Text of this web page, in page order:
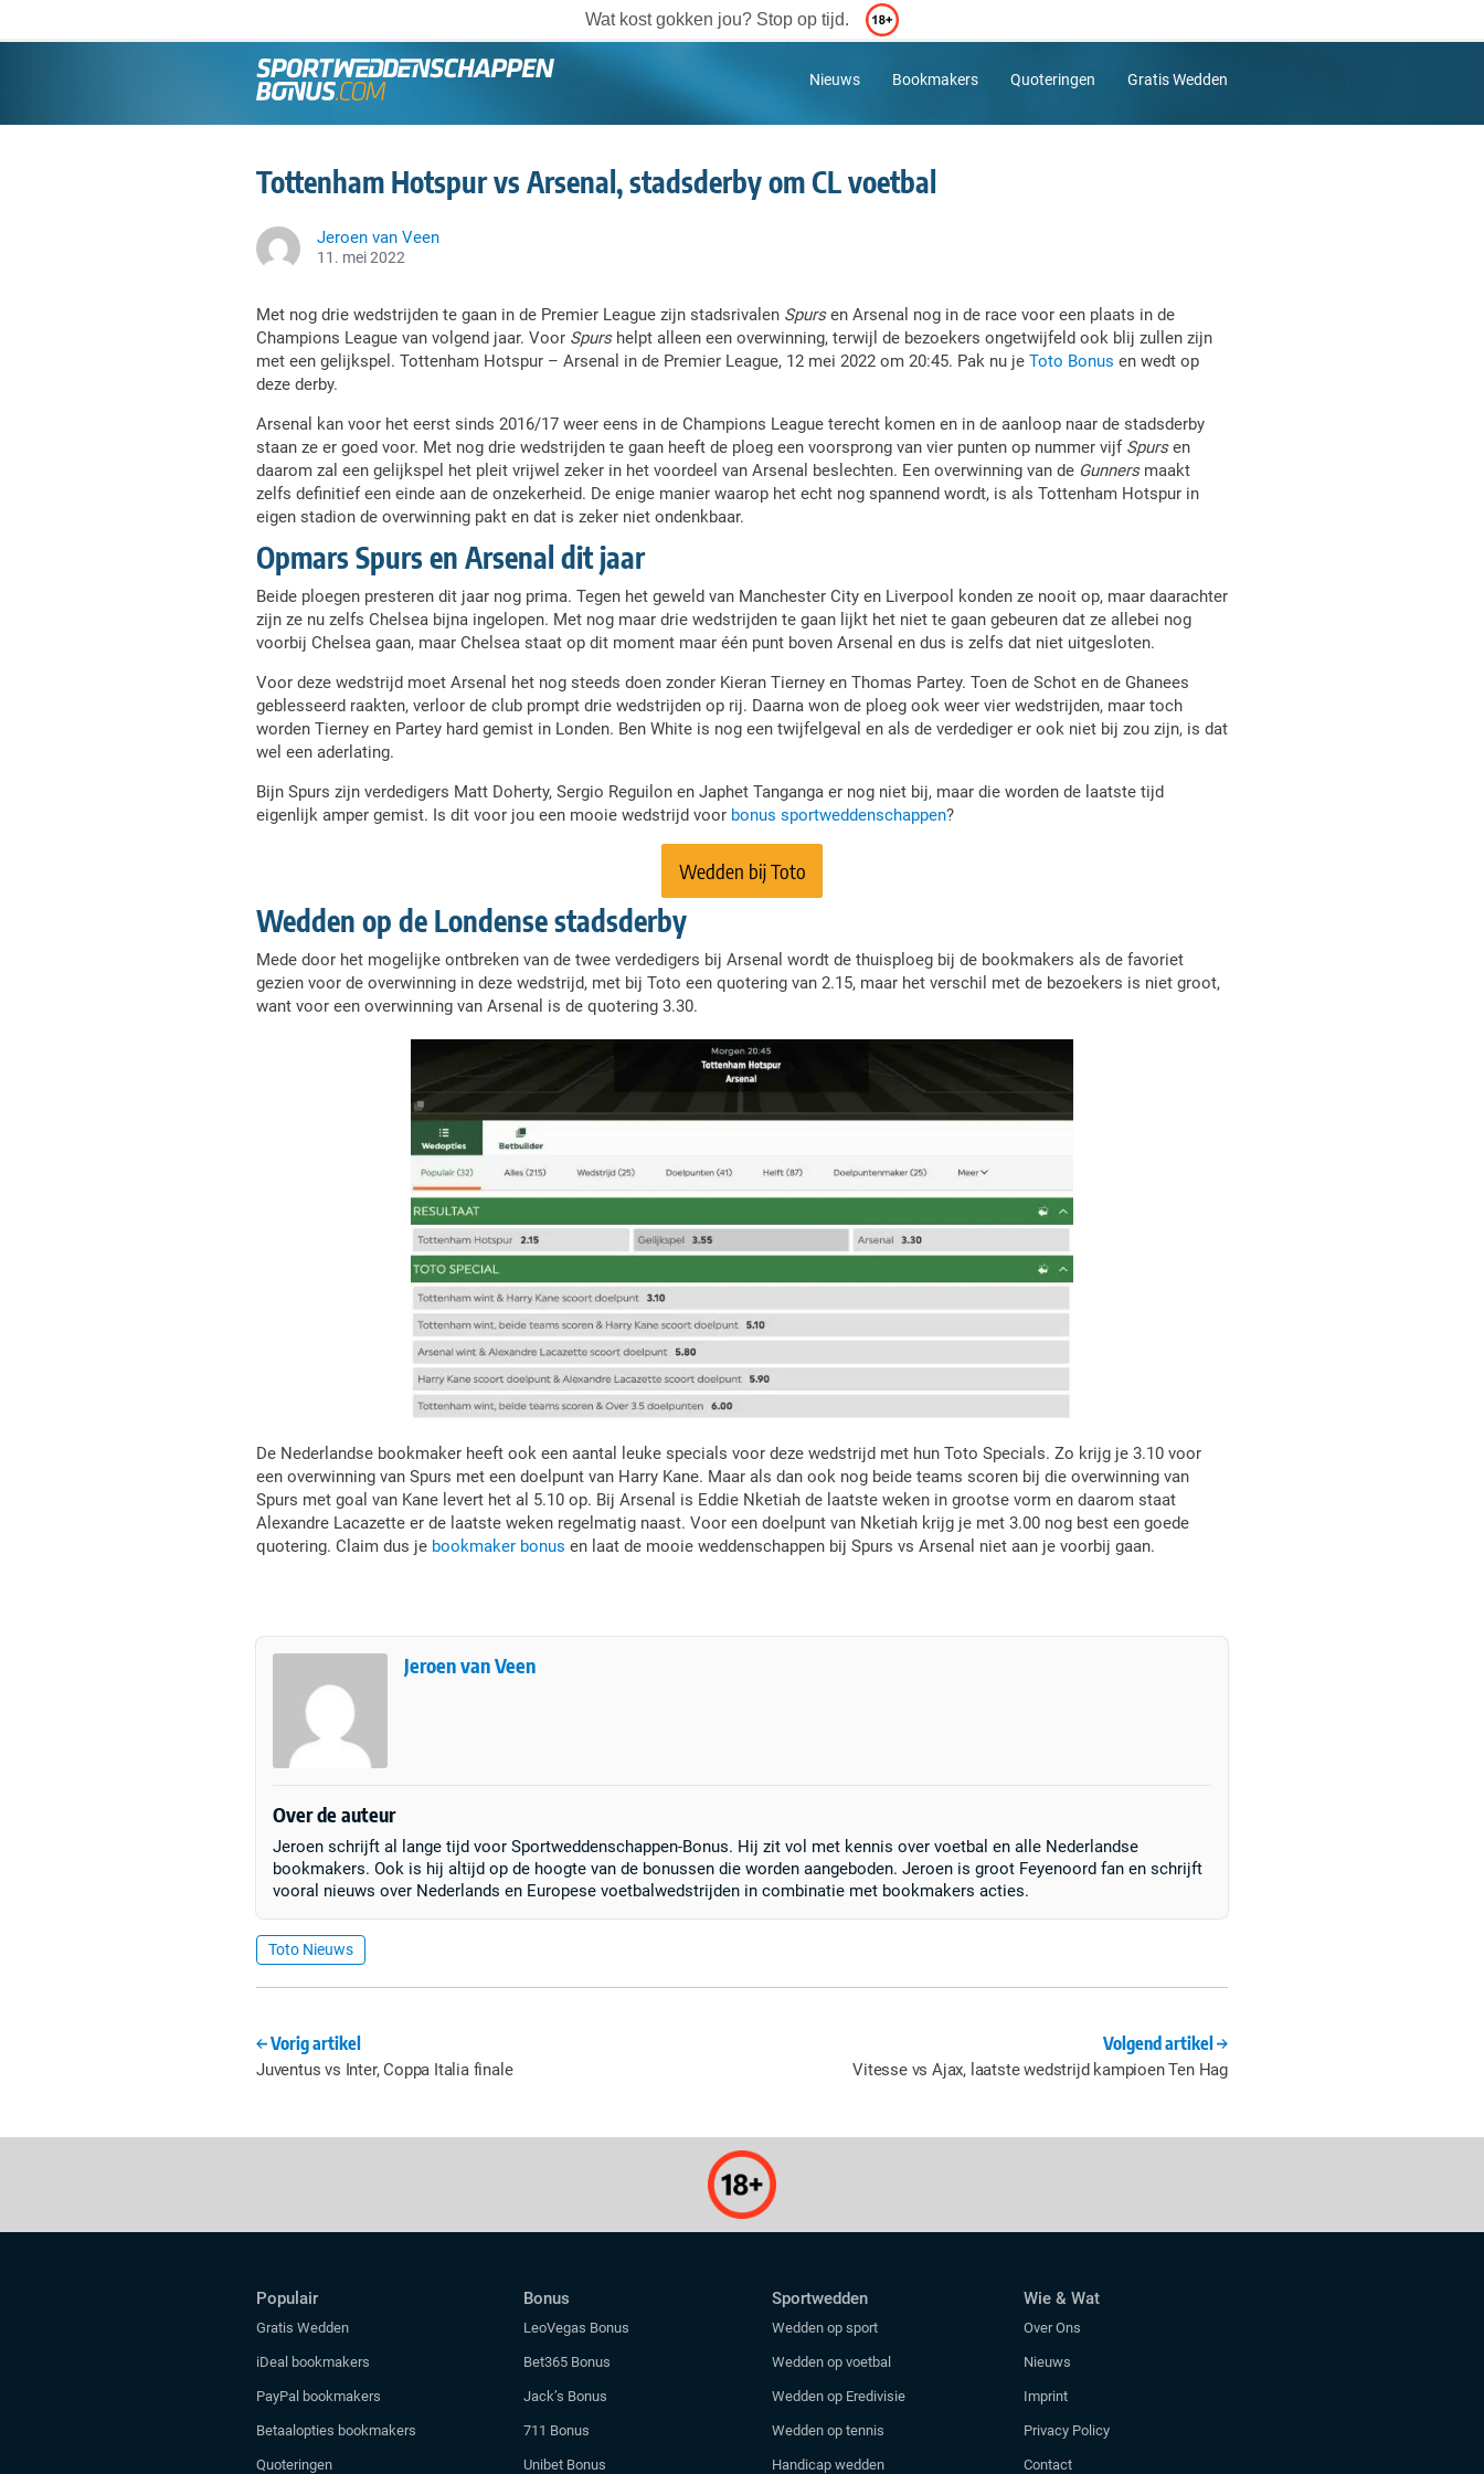
Wat kost gokken jou? Stop op tijd.
Nieuws Bookmakers Quoteringen Gratis Wedden
Tottenham Hotspur vs Arsenal, stadsderby om CL voetbal
Jeroen van Veen
11. mei 2022
Met nog drie wedstrijden te gaan in de Premier League zijn stadsrivalen Spursen Arsenal nog in de race voor een plaats in de
Champions League van volgend jaar. Voor Spurshelpt alleen een overwinning, terwijl de bezoekers ongetwijfeld ook blij zullen zijn
met een gelijkspel. Tottenham Hotspur – Arsenal in de Premier League, 12 mei 2022 om 20:45. Pak nu je Toto Bonus en wedt op
deze derby.
Arsenal kan voor het eerst sinds 2016/17 weer eens in de Champions League terecht komen en in de aanloop naar de stadsderby
staan ze er goed voor. Met nog drie wedstrijden te gaan heeft de ploeg een voorsprong van vier punten op nummer vijf Spursen
daarom zal een gelijkspel het pleit vrijwel zeker in het voordeel van Arsenal beslechten. Een overwinning van de Gunnersmaakt
zelfs definitief een einde aan de onzekerheid. De enige manier waarop het echt nog spannend wordt, is als Tottenham Hotspur in
eigen stadion de overwinning pakt en dat is zeker niet ondenkbaar.
Opmars Spurs en Arsenal dit jaar
Beide ploegen presteren dit jaar nog prima. Tegen het geweld van Manchester City en Liverpool konden ze nooit op, maar daarachter
zijn ze nu zelfs Chelsea bijna ingelopen. Met nog maar drie wedstrijden te gaan lijkt het niet te gaan gebeuren dat ze allebei nog
voorbij Chelsea gaan, maar Chelsea staat op dit moment maar één punt boven Arsenal en dus is zelfs dat niet uitgesloten.
Voor deze wedstrijd moet Arsenal het nog steeds doen zonder Kieran Tierney en Thomas Partey. Toen de Schot en de Ghanees
geblesseerd raakten, verloor de club prompt drie wedstrijden op rij. Daarna won de ploeg ook weer vier wedstrijden, maar toch
worden Tierney en Partey hard gemist in Londen. Ben White is nog een twijfelgeval en als de verdediger er ook niet bij zou zijn, is dat
wel een aderlating.
Bijn Spurs zijn verdedigers Matt Doherty, Sergio Reguilon en Japhet Tanganga er nog niet bij, maar die worden de laatste tijd
eigenlijk amper gemist. Is dit voor jou een mooie wedstrijd voor bonus sportweddenschappen?
Wedden bij Toto
Wedden op de Londense stadsderby
Mede door het mogelijke ontbreken van de twee verdedigers bij Arsenal wordt de thuisploeg bij de bookmakers als de favoriet
gezien voor de overwinning in deze wedstrijd, met bij Toto een quotering van 2.15, maar het verschil met de bezoekers is niet groot,
want voor een overwinning van Arsenal is de quotering 3.30.
De Nederlandse bookmaker heeft ook een aantal leuke specials voor deze wedstrijd met hun Toto Specials. Zo krijg je 3.10 voor
een overwinning van Spurs met een doelpunt van Harry Kane. Maar als dan ook nog beide teams scoren bij die overwinning van
Spurs met goal van Kane levert het al 5.10 op. Bij Arsenal is Eddie Nketiah de laatste weken in grootse vorm en daarom staat
Alexandre Lacazette er de laatste weken regelmatig naast. Voor een doelpunt van Nketiah krijg je met 3.00 nog best een goede
quotering. Claim dus je bookmaker bonus en laat de mooie weddenschappen bij Spurs vs Arsenal niet aan je voorbij gaan.
Jeroen van Veen
Over de auteur
Jeroen schrijft al lange tijd voor Sportweddenschappen-Bonus. Hij zit vol met kennis over voetbal en alle Nederlandse
bookmakers. Ook is hij altijd op de hoogte van de bonussen die worden aangeboden. Jeroen is groot Feyenoord fan en schrijft
vooral nieuws over Nederlands en Europese voetbalwedstrijden in combinatie met bookmakers acties.
Toto Nieuws
Volgend artikel
Vitesse vs Ajax, laatste wedstrijd kampioen Ten Hag
Vorig artikel
Juventus vs Inter, Coppa Italia finale
Populair
Gratis Wedden
iDeal bookmakers
PayPal bookmakers
Betaalopties bookmakers
Quoteringen
Bonus
LeoVegas Bonus
Bet365 Bonus
Jack’s Bonus
711 Bonus
Unibet Bonus
Sportwedden
Wedden op sport
Wedden op voetbal
Wedden op Eredivisie
Wedden op tennis
Handicap wedden
Wie & Wat
Over Ons
Nieuws
Imprint
Privacy Policy
Contact